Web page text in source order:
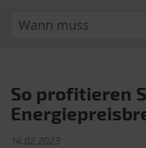
So profitieren
14.02.2023